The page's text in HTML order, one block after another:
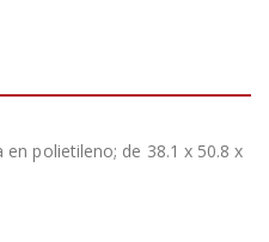
en polietileno; de 38.1 x 50.8 x